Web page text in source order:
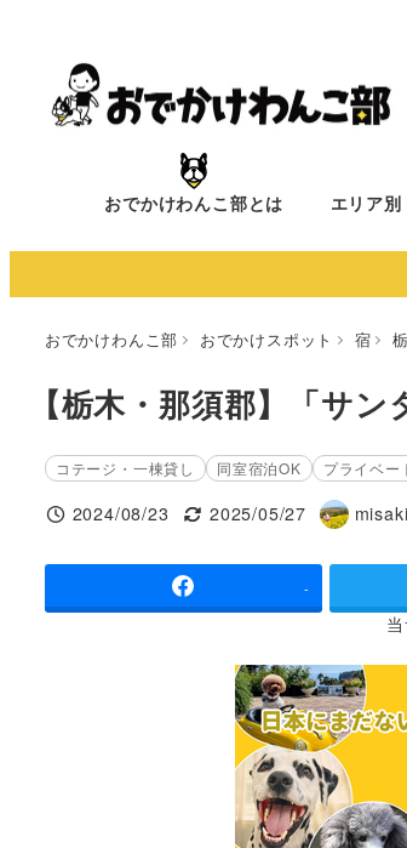
へ
おでかけわんこ部とは エリア
おでかけわんこ部 おでかけスポット 宿
【栃木・那須郡】「サン
コテージ・一棟貸し 同室宿泊OK プライベー
投稿日
2024/08/23
更新日
2025/05/27
著
misaki
-